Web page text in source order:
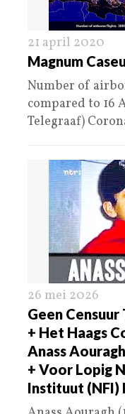
21 april 2020
Magnum
Number of
compared to 16
Telegraaf)
26 mei 2026
Geen
+ Het Haags
Anass
+ Voor Lopig
Instituut (NFI)